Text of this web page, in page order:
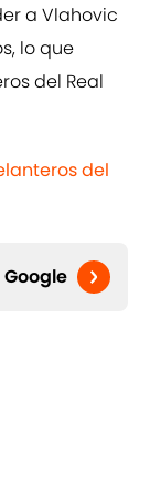
a Vlahovic
lo que
del Real
del
Google